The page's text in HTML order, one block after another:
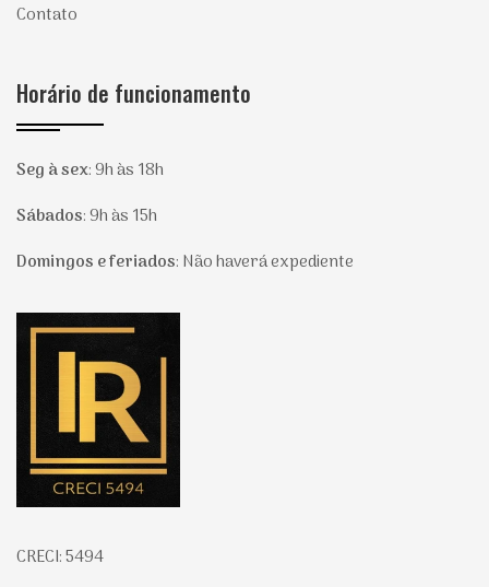
Contato
Horário de funcionamento
Seg à sex:9h às 18h
Sábados:9h às 15h
Domingos e feriados: Não haverá expediente
Página inicial
CRECI: 5494